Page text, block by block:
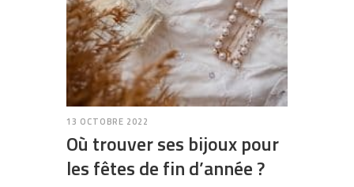
13 OCTOBRE 2022
Où trouver ses bijoux pour
les fêtes de fin d’année ?